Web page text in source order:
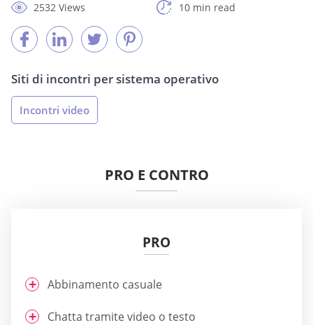
2532 Views
10 min read
Siti di incontri per sistema operativo
Incontri video
PRO E CONTRO
PRO
Abbinamento casuale
Chatta tramite video o testo